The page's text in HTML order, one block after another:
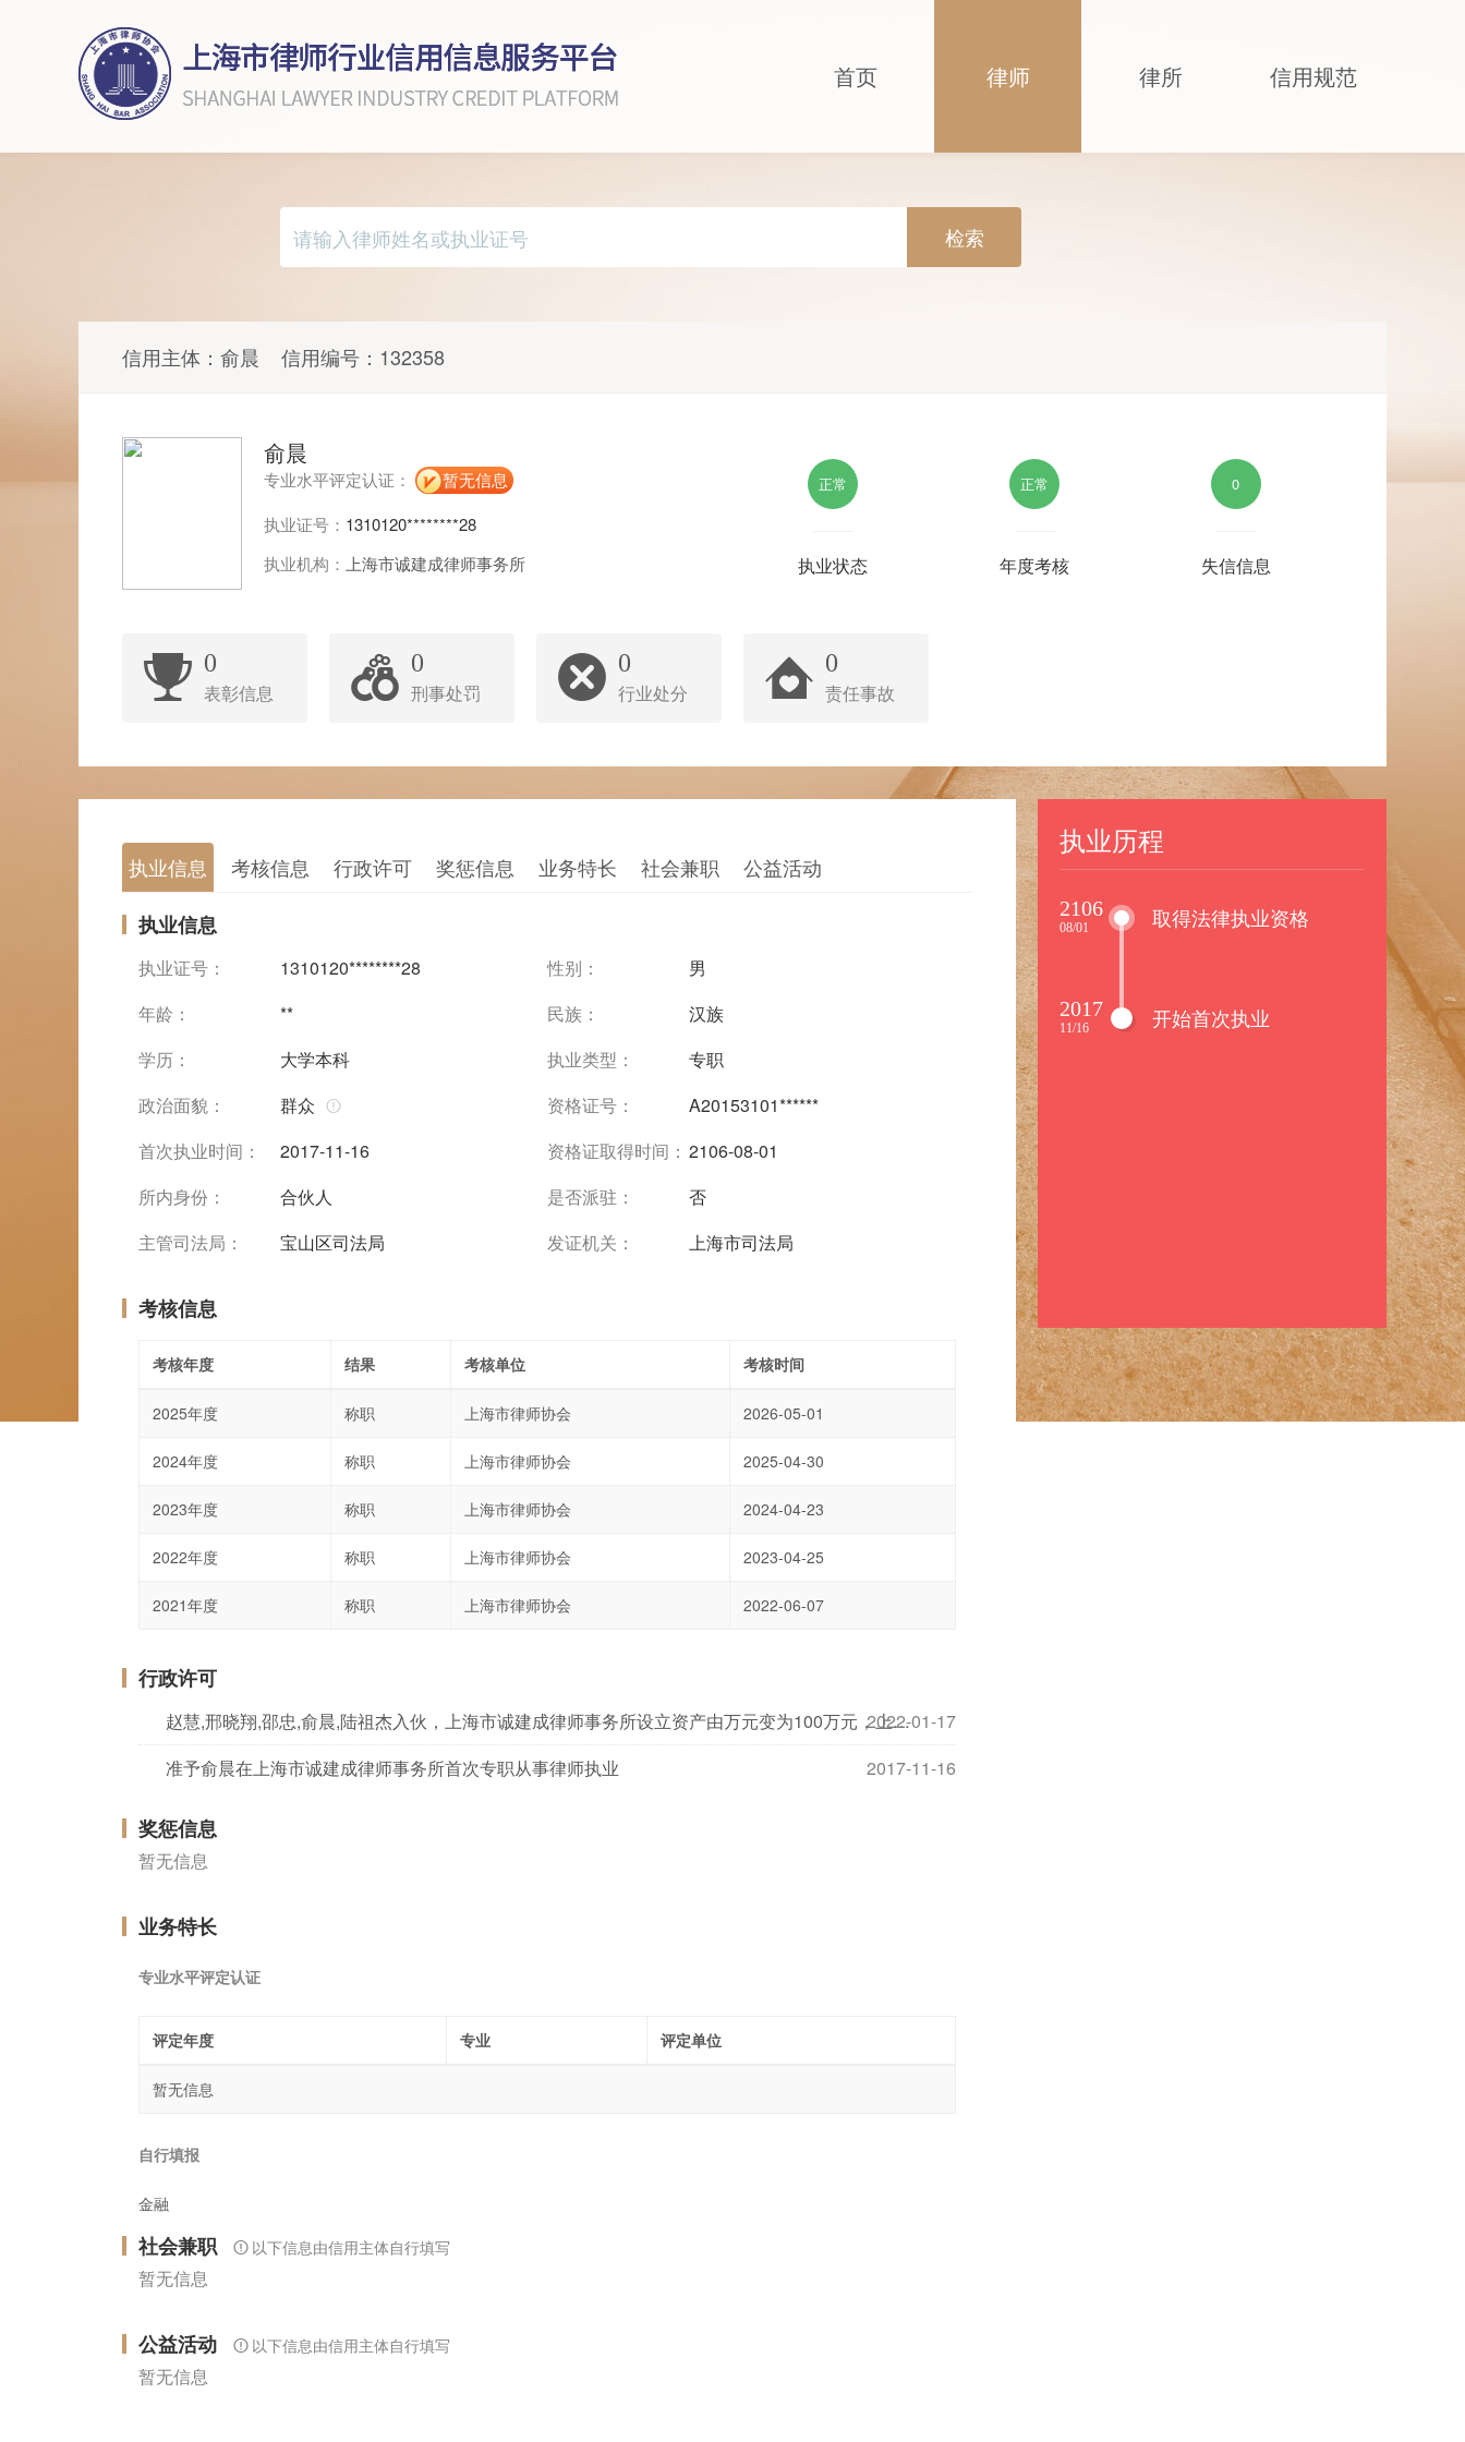
首页 律师 律所 信用规范
检索
信用主体： 俞晨 信用编号： 132358
俞晨
专业水平评定认证：
暂无信息
执业证号： 1310120********28
执业机构： 上海市诚建成律师事务所
正常
执业状态
正常
年度考核
0
失信信息
0
表彰信息
0
刑事处罚
0
行业处分
0
责任事故
执业信息 考核信息 行政许可 奖惩信息 业务特长 社会兼职 公益活动
执业信息
执业证号： 1310120********28 性别：
男
年龄：
** 民族：
汉族
学历：
大学本科 执业类型：
专职
政治面貌：
群众 资格证号：
A20153101******
首次执业时间：
2017-11-16 资格证取得时间： 2106-08-01
所内身份：
合伙人 是否派驻：
否
主管司法局：
宝山区司法局 发证机关： 上海市司法局
考核信息
考核年度 结果 考核单位 考核时间
2025年度 称职 上海市律师协会 2026-05-01
2024年度 称职 上海市律师协会 2025-04-30
2023年度 称职 上海市律师协会 2024-04-23
2022年度 称职 上海市律师协会 2023-04-25
2021年度 称职 上海市律师协会 2022-06-07
行政许可
2022-01-17
赵慧,邢晓翔,邵忠,俞晨,陆祖杰入伙，上海市诚建成律师事务所设立资产由万元变为100万元，上海市诚建成律师事务所出资比例变更
2017-11-16
准予俞晨在上海市诚建成律师事务所首次专职从事律师执业
奖惩信息
暂无信息
业务特长
专业水平评定认证
评定年度 专业 评定单位
暂无信息
自行填报
金融
社会兼职 以下信息由信用主体自行填写
暂无信息
公益活动 以下信息由信用主体自行填写
暂无信息
执业历程
2106
08/01 取得法律执业资格
2017
11/16 开始首次执业